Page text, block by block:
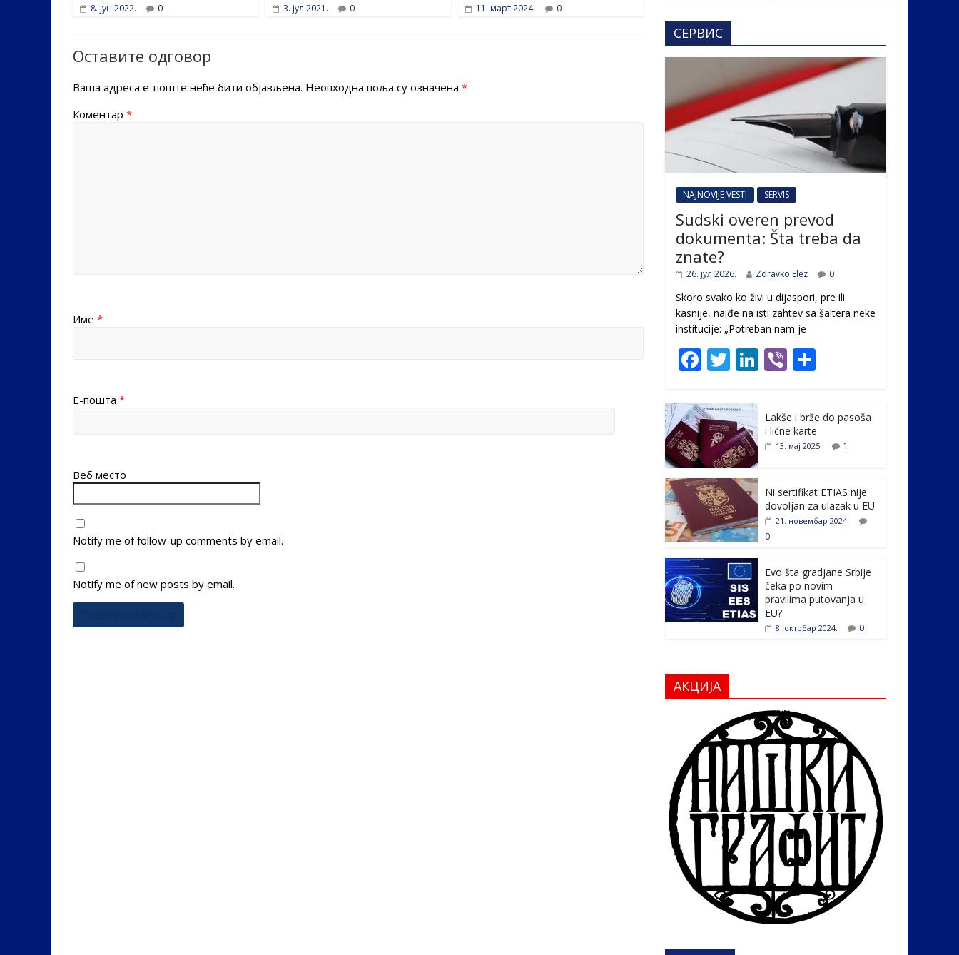
8. јун 2022. 0 3. јул 2021. 0 11. март 2024. 0
Оставите одговор
Ваша адреса е-поште неће бити објављена. Неопходна поља су означена *
Коментар *
Име *
Е-пошта *
Веб место
Notify me of follow-up comments by email.
Notify me of new posts by email.
СЕРВИС
NAJNOVIJE VESTI SERVIS
Sudski overen prevod
dokumenta: Šta treba da
znate?
26. јул 2026. Zdravko Elez 0
Skoro svako ko živi u dijaspori, pre ili
kasnije, naiđe na isti zahtev sa šaltera neke
institucije: „Potreban nam je
F
e
b
o
o
k
T
itt
er
Li
e
dI
Vi
er ar
e
Lakše i brže do pasoša
i lične karte
13. мај 2025. 1
Ni sertifikat ETIAS nije
dovoljan za ulazak u EU
21. новембар 2024.
0
Evo šta gradjane Srbije
čeka po novim
pravilima putovanja u
EU?
8. октобар 2024. 0
АКЦИЈА